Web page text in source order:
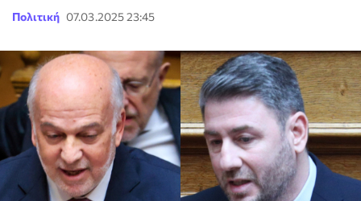
Πολιτική 07.03.2025 23:45